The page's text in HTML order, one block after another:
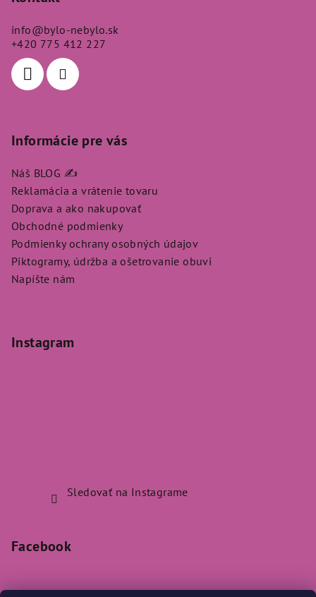
info@bylo-nebylo.sk
+420 775 412 227
Informácie pre vás
Náš BLOG ✍️
Reklamácia a vrátenie tovaru
Doprava a ako nakupovať
Obchodné podmienky
Podmienky ochrany osobných údajov
Piktogramy, údržba a ošetrovanie obuvi
Napíšte nám
Instagram
Sledovať na Instagrame
Facebook